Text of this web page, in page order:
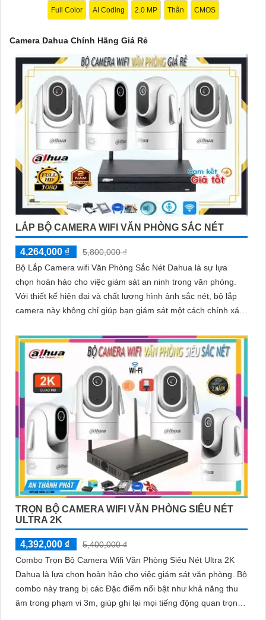
Full Color AI Coding 2.0 MP Thân CMOS
Camera Dahua Chính Hãng Giá Rẻ
LẮP BỘ CAMERA WIFI VĂN PHÒNG SẮC NÉT
4,264,000 ₫
5,800,000 ₫
Bộ Lắp Camera wifi Văn Phòng Sắc Nét Dahua là sự lựa
chọn hoàn hảo cho việc giám sát an ninh trong văn phòng.
Với thiết kế hiện đại và chất lượng hình ảnh sắc nét, bộ lắp
camera này không chỉ giúp bạn giám sát một cách chính xác
TRỌN BỘ CAMERA WIFI VĂN PHÒNG SIÊU NÉT
ULTRA 2K
4,392,000 ₫
5,400,000 ₫
Combo Trọn Bộ Camera Wifi Văn Phòng Siêu Nét Ultra 2K
Dahua là lựa chọn hoàn hảo cho việc giám sát văn phòng. Bộ
combo này trang bị các Đặc điểm nổi bật như khả năng thu
âm trong phạm vi 3m, giúp ghi lại mọi tiếng động quan trọng